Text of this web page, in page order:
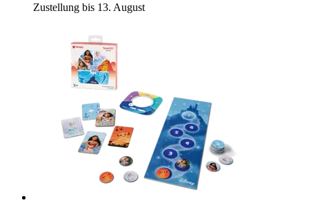
Zustellung bis 13. August